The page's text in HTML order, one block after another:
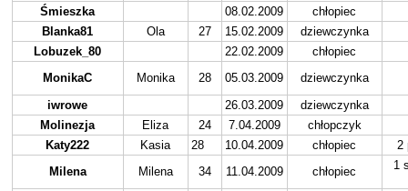
Śmieszka
08.02.2009
chłopiec
Blanka81
Ola 27 15.02.2009
dziewczynka
Lobuzek_80
22.02.2009
chłopiec
MonikaC
Monika 28 05.03.2009
dziewczynka
iwrowe
26.03.2009
dziewczynka
Molinezja
Eliza 24 7.04.2009
chłopczyk
Katy222
Kasia 28 10.04.2009 chłopiec
2
Milena
Milena 34 11.04.2009 chłopiec 1